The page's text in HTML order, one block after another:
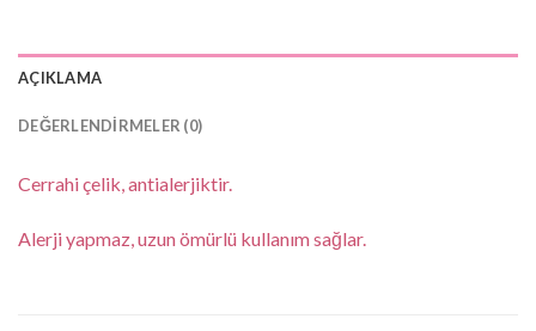
AÇIKLAMA
DEĞERLENDIRMELER (0)
Cerrahi çelik, antialerjiktir.
Alerji yapmaz, uzun ömürlü kullanım sağlar.